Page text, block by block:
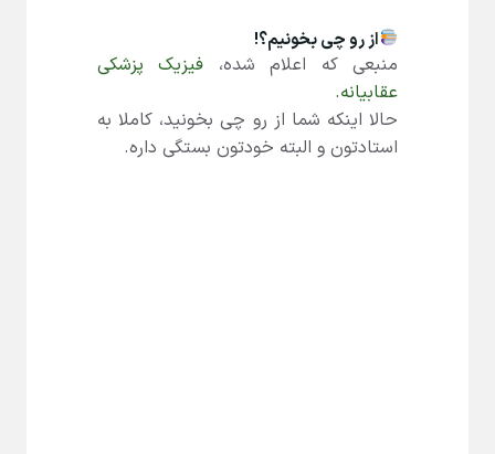
از رو چی بخونیم؟!
منبعی که اعلام شده، فیزیک پزشکی
عقابیانه.
حالا اینکه شما از رو چی بخونید، کاملا به
استادتون و البته خودتون بستگی داره.